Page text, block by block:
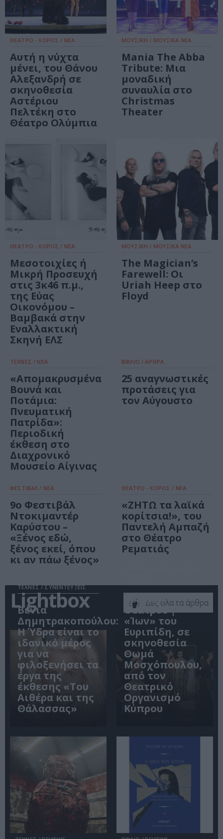
ΘΕΑΤΡΟ - ΧΟΡΟΣ / ΝΕΑ
Αυτή η νύχτα
μένει, του Θάνου
Αλεξανδρή σε
σκηνοθεσία
Αστέριου
Πελτέκη στο
Θέατρο Ολύμπια
ΜΟΥΣΙΚΗ / ΜΟΥΣΙΚΑ ΝΕΑ
Mania The Abba
Tribute: Μια
μοναδική
συναυλία στο
Christmas
Theater
ΘΕΑΤΡΟ - ΧΟΡΟΣ / ΝΕΑ
Μεσοτοιχίες ή
Μικρή Προσευχή
στις 3κ46 π.μ.,
της Εύας
Οικονόμου –
Βαμβακά στην
Εναλλακτική
Σκηνή ΕΛΣ
ΜΟΥΣΙΚΗ / ΜΟΥΣΙΚΑ ΝΕΑ
The Magician’s
Farewell: Οι
Uriah Heep στο
Floyd
ΤΕΧΝΕΣ / ΝΕΑ
«Απομακρυσμένα
Βουνά και
Ποτάμια:
Πνευματική
Πατρίδα»:
Περιοδική
έκθεση στο
Διαχρονικό
Μουσείο Αίγινας
ΒΙΒΛΙΟ / ΑΡΘΡΑ
25 αναγνωστικές
προτάσεις για
τον Αύγουστο
ΦΕΣΤΙΒΑΛ / ΝΕΑ
9ο Φεστιβάλ
Ντοκιμαντέρ
Καρύστου –
«Ξένος εδώ,
ξένος εκεί, όπου
κι αν πάω ξένος»
ΘΕΑΤΡΟ - ΧΟΡΟΣ / ΝΕΑ
«ΖΗΤΩ τα λαϊκά
κορίτσια!», του
Παντελή Αμπαζή
στο Θέατρο
Ρεματιάς
Lightbox Δες όλα τα άρθρα
ΤΕΧΝΕΣ / ΣΥΝΕΝΤΕΥΞΕΙΣ
Βένια
Δημητρακοπούλου:
Η Ύδρα είναι το
ιδανικό μέρος
για να
φιλοξενήσει τα
έργα της
έκθεσης «Του
Αιθέρα και της
Θάλασσας»
Κριτική
Θεάτρου |
«Ίων» του
Ευριπίδη, σε
σκηνοθεσία
Θωμά
Μοσχόπουλου,
από τον
Θεατρικό
Οργανισμό
Κύπρου